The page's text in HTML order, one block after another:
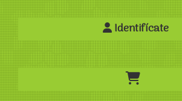
Identifícate